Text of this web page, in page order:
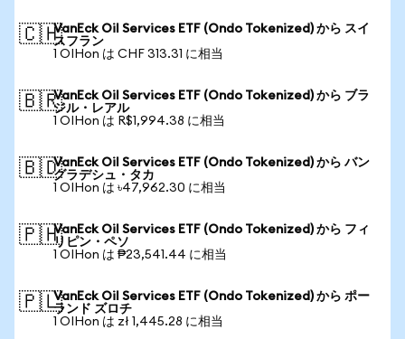
🇨🇭VanEck Oil Services ETF (Ondo Tokenized) から スイ
スフラン
1 OIHon は CHF 313.31 に相当
🇧🇷VanEck Oil Services ETF (Ondo Tokenized) から ブラ
ジル・レアル
1 OIHon は R$1,994.38 に相当
🇧🇩VanEck Oil Services ETF (Ondo Tokenized) から バン
グラデシュ・タカ
1 OIHon は ৳47,962.30 に相当
🇵🇭VanEck Oil Services ETF (Ondo Tokenized) から フィ
リピン・ペソ
1 OIHon は ₱23,541.44 に相当
🇵🇱VanEck Oil Services ETF (Ondo Tokenized) から ポー
ランド ズロチ
1 OIHon は zł 1,445.28 に相当